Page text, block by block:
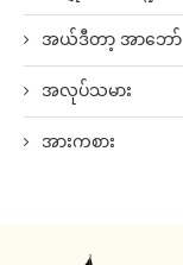
အယ်ဒီတာ့ အာဘော်
အလုပ်သမား
အားကစား